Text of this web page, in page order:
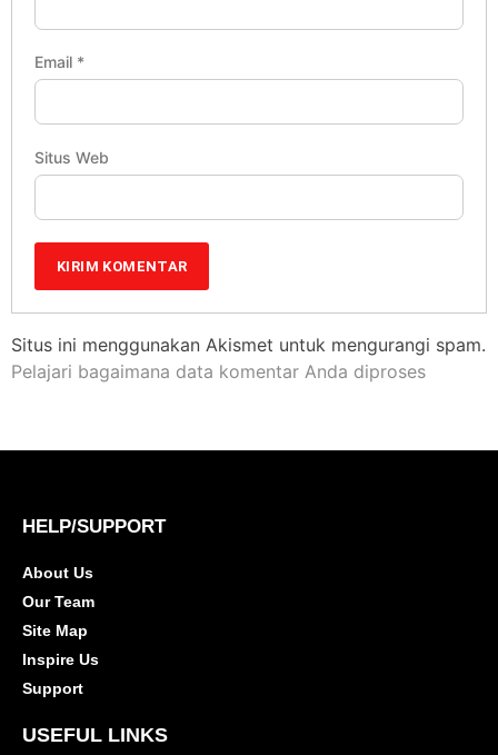
Email *
Situs Web
Situs ini menggunakan Akismet untuk mengurangi spam.
Pelajari bagaimana data komentar Anda diproses
HELP/SUPPORT
About Us
Our Team
Site Map
Inspire Us
Support
USEFUL LINKS